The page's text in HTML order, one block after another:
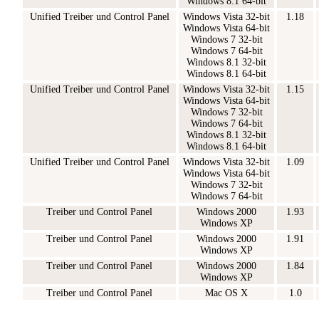
Unified Treiber und Control Panel
Windows Vista 32-bit
Windows Vista 64-bit
Windows 7 32-bit
Windows 7 64-bit
Windows 8.1 32-bit
Windows 8.1 64-bit
1.18
Unified Treiber und Control Panel
Windows Vista 32-bit
Windows Vista 64-bit
Windows 7 32-bit
Windows 7 64-bit
Windows 8.1 32-bit
Windows 8.1 64-bit
1.15
Unified Treiber und Control Panel
Windows Vista 32-bit
Windows Vista 64-bit
Windows 7 32-bit
Windows 7 64-bit
1.09
Treiber und Control Panel
Windows 2000
Windows XP
1.93
Treiber und Control Panel
Windows 2000
Windows XP
1.91
Treiber und Control Panel
Windows 2000
Windows XP
1.84
Treiber und Control Panel Mac OS X 1.0